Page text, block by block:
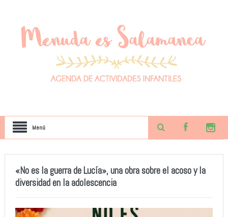
Menú
«No es la guerra de Lucía», una obra sobre el acoso y la
diversidad en la adolescencia